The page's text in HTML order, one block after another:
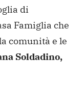
di
Famiglia che
comunità e le
Soldadino,